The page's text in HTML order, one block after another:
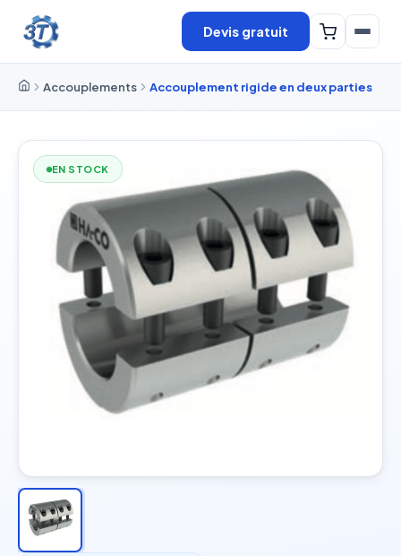
Devis gratuit
Accouplements Accouplement rigide en deux parties
EN STOCK